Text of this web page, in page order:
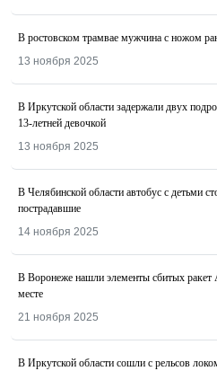
В ростовском трамвае мужчина с ножом
13 ноября 2025
В Иркутской области задержали двух
13-летней девочкой
13 ноября 2025
В Челябинской области автобус с детьми
пострадавшие
14 ноября 2025
В Воронеже нашли элементы сбитых ракет
месте
21 ноября 2025
В Иркутской области сошли с рельсов